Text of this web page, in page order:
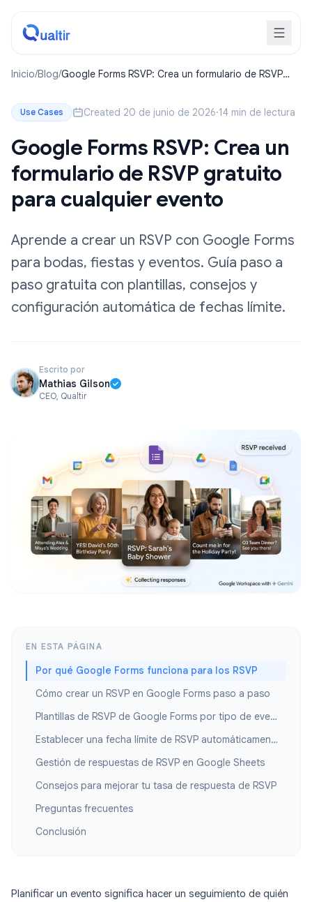
Inicio/Blog/Google Forms RSVP: Crea un formulario de RSVP
Use Cases Created 20 de junio de 2026·14 min de lectura
Google Forms RSVP: Crea un
formulario de RSVP gratuito
para cualquier evento
Aprende a crear un RSVP con Google Forms
para bodas, fiestas y eventos. Guía paso a
paso gratuita con plantillas, consejos y
configuración automática de fechas límite.
Escrito por
Mathias Gilson
CEO, Qualtir
EN ESTA PÁGINA
Por qué Google Forms funciona para los RSVP
Cómo crear un RSVP en Google Forms paso a paso
Plantillas de RSVP de Google Forms por tipo de evento
Establecer una fecha límite de RSVP automáticamente
Gestión de respuestas de RSVP en Google Sheets
Consejos para mejorar tu tasa de respuesta de RSVP
Preguntas frecuentes
Conclusión
Planificar un evento significa hacer un seguimiento de quién